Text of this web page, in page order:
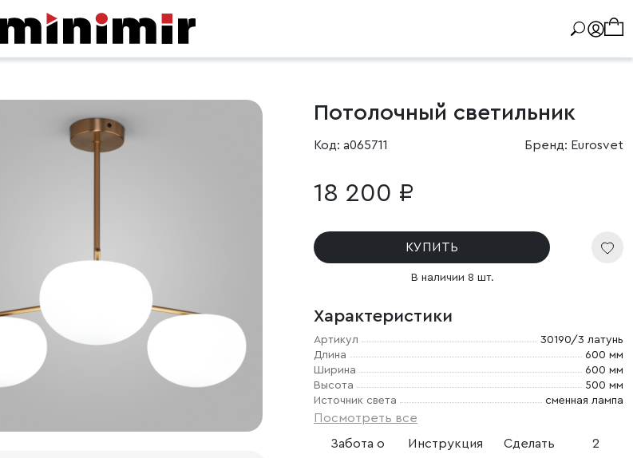
Потолочный светильник
Код: a065711 Бренд: Eurosvet
18 200 ₽
КУПИТЬ
В наличии 8 шт.
Характеристики
Артикул
30190/3 латунь
Длина
600 мм
Ширина
600 мм
Высота
500 мм
Источник света
сменная лампа
Посмотреть все
Забота о
Инструкция
Сделать
2